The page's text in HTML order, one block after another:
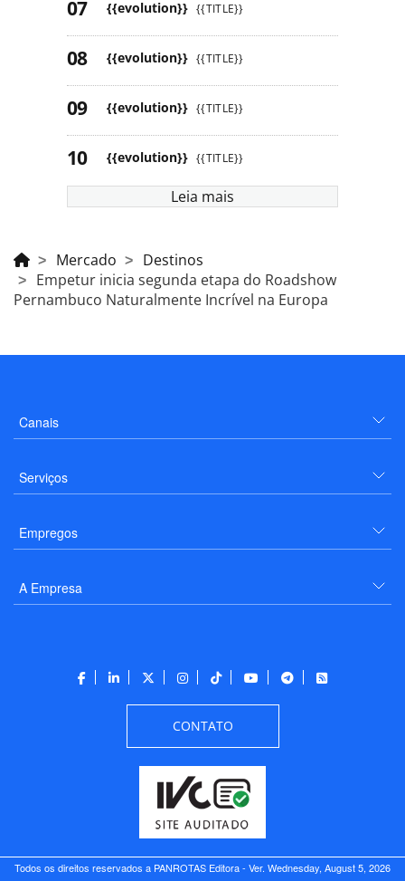
{{evolution}} {{TITLE}}
{{evolution}} {{TITLE}}
{{evolution}} {{TITLE}}
{{evolution}} {{TITLE}}
Leia mais
Mercado
Destinos
Empetur inicia segunda etapa do Roadshow
Pernambuco Naturalmente Incrível na Europa
Canais
Serviços
Empregos
A Empresa
CONTATO
Todos os direitos reservados a PANROTAS Editora - Ver. Wednesday, August 5, 2026